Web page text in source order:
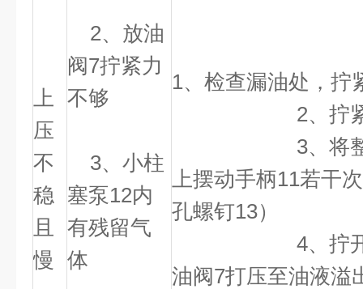
上
压
不
稳
且
慢
2、放油
阀7拧紧力
不够
3、小柱
塞泵12内
有残留气
体
1、检查漏油处，拧
2、拧紧放
3、将整机后
上摆动手柄11若干
孔螺钉13）
4、拧开顶部
油阀7打压至油液溢